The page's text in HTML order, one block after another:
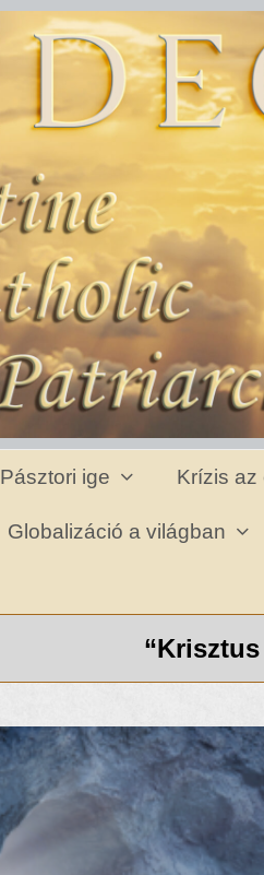
Pásztori ige Krízis az
Globalizáció a világban